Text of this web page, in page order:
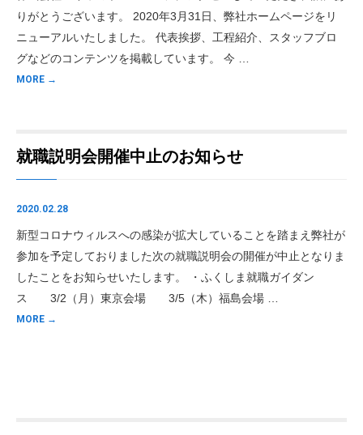
りがとうございます。 2020年3月31日、弊社ホームページをリ
ニューアルいたしました。 代表挨拶、工程紹介、スタッフブロ
グなどのコンテンツを掲載しています。 今 …
MORE →
就職説明会開催中止のお知らせ
2020.02.28
新型コロナウィルスへの感染が拡大していることを踏まえ弊社が
参加を予定しておりました次の就職説明会の開催が中止となりま
したことをお知らせいたします。 ・ふくしま就職ガイダン
ス 3/2（月）東京会場 3/5（木）福島会場 …
MORE →